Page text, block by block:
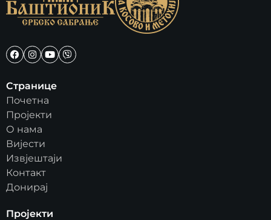
Странице
Почетна
Пројекти
О нама
Вијести
Извјештаји
Контакт
Донирај
Пројекти